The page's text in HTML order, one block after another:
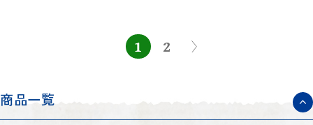
1 2
商品一覧